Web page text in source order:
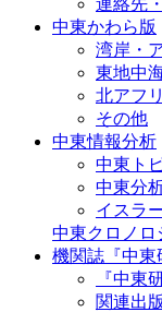
連絡先
中東かわら版
湾岸・
東地中
北アフ
その他
中東情報分析
中東ト
中東分
イスラ
中東クロノロ
機関誌『中東
『中東
関連出